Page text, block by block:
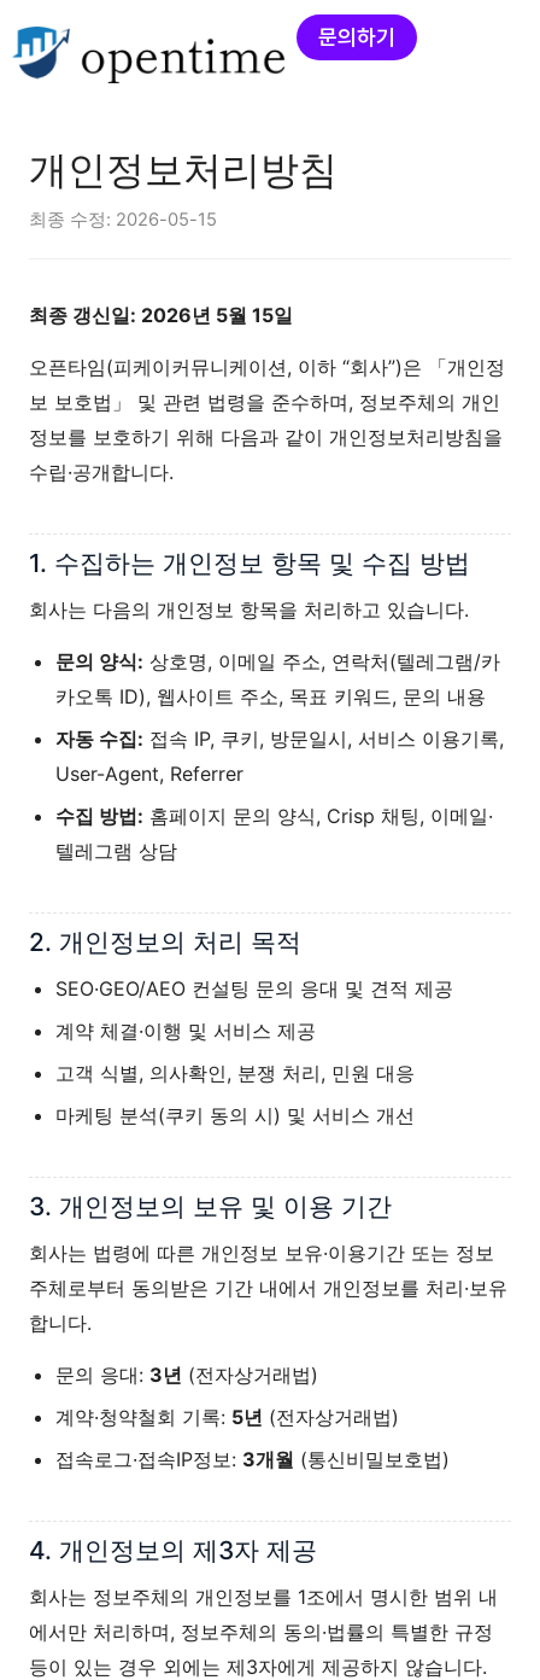
문의하기
개인정보처리방침
최종 수정: 2026-05-15
최종 갱신일: 2026년 5월 15일
오픈타임(피케이커뮤니케이션, 이하 “회사”)은 「개인정
보 보호법」 및 관련 법령을 준수하며, 정보주체의 개인
정보를 보호하기 위해 다음과 같이 개인정보처리방침을
수립·공개합니다.
1. 수집하는 개인정보 항목 및 수집 방법
회사는 다음의 개인정보 항목을 처리하고 있습니다.
문의 양식: 상호명, 이메일 주소, 연락처(텔레그램/카
카오톡 ID), 웹사이트 주소, 목표 키워드, 문의 내용
자동 수집: 접속 IP, 쿠키, 방문일시, 서비스 이용기록,
User-Agent, Referrer
수집 방법: 홈페이지 문의 양식, Crisp 채팅, 이메일·
텔레그램 상담
2. 개인정보의 처리 목적
SEO·GEO/AEO 컨설팅 문의 응대 및 견적 제공
계약 체결·이행 및 서비스 제공
고객 식별, 의사확인, 분쟁 처리, 민원 대응
마케팅 분석(쿠키 동의 시) 및 서비스 개선
3. 개인정보의 보유 및 이용 기간
회사는 법령에 따른 개인정보 보유·이용기간 또는 정보
주체로부터 동의받은 기간 내에서 개인정보를 처리·보유
합니다.
문의 응대: 3년 (전자상거래법)
계약·청약철회 기록: 5년 (전자상거래법)
접속로그·접속IP정보: 3개월 (통신비밀보호법)
4. 개인정보의 제3자 제공
회사는 정보주체의 개인정보를 1조에서 명시한 범위 내
에서만 처리하며, 정보주체의 동의·법률의 특별한 규정
등이 있는 경우 외에는 제3자에게 제공하지 않습니다.